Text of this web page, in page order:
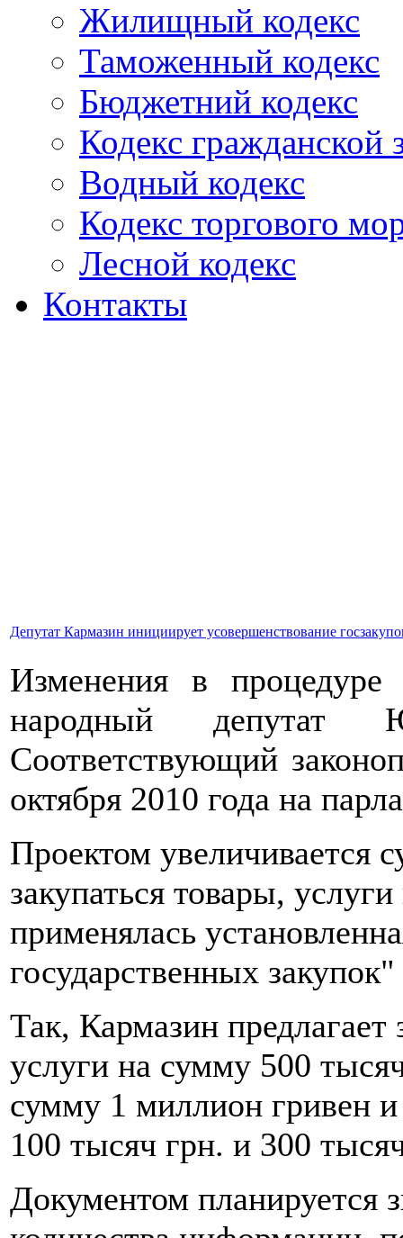
Жилищный кодекс
Таможенный кодекс
Бюджетний кодекс
Кодекс гражданской
Водный кодекс
Кодекс торгового
Лесной кодекс
Контакты
Депутат Кармазин инициирует усовершенствование
Изменения в процедуре
народный
Соответствующий
октября 2010 года на
Проектом увеличивается
закупаться товары,
применялась
государственных
Так, Кармазин предлагает
услуги на сумму 500
сумму 1 миллион гривен и
100 тысяч грн. и 300
Документом планируется